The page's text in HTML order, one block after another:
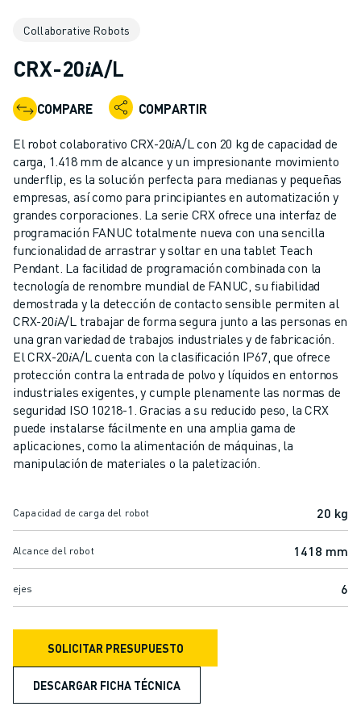
ROBOTS COLABORATIVOS
CONTROLADORES DE ROBOTS
ACCESORIOS PARA ROBOTS
SOFTWARE PARA ROBOTS
ROBOTS EDUCATIVOS
AUTOMATIZACIÓN ROBÓTICA
ROBOTS DE SOLDADURA POR ARCO
ROBOTS ARTICULADOS
SERIE ARC MATE
SERIE M-900
ROBOTS DELTA
ROBOTS PARA ALIMENTOS Y SALAS BLANCAS
ROBOTS DE PINTURA
ROBOTS PARA PALETIZADO
ROBOTS SCARA
CENTROS DE MECANIZADO CNC COMPACTOS
BUSCADOR ROBODRILL
CENTROS DE MECANIZADO CNC COMPACTOS ROBODRILL
HARDWARE DE ROBODRILL
SOFTWARE DE ROBODRILL
SOSTENIBILIDAD DE ROBODRILL
ROBODRILL ROBOT PACKAGE
PAQUETE EDUCATIVO ROBODRILL
BUSCADOR DE ROBOSHOT
SOSTENIBILIDAD DE ROBOSHOT
ROBOSHOT ROBOT PACKAGE
Collaborative Robots
CRX-20𝑖A/L
COMPARE COMPARTIR
El robot colaborativo CRX-20𝑖A/L con 20 kg de capacidad de
carga, 1.418 mm de alcance y un impresionante movimiento
underflip, es la solución perfecta para medianas y pequeñas
empresas, así como para principiantes en automatización y
grandes corporaciones. La serie CRX ofrece una interfaz de
programación FANUC totalmente nueva con una sencilla
funcionalidad de arrastrar y soltar en una tablet Teach
Pendant. La facilidad de programación combinada con la
tecnología de renombre mundial de FANUC, su fiabilidad
demostrada y la detección de contacto sensible permiten al
CRX-20𝑖A/L trabajar de forma segura junto a las personas en
una gran variedad de trabajos industriales y de fabricación.
El CRX-20𝑖A/L cuenta con la clasificación IP67, que ofrece
protección contra la entrada de polvo y líquidos en entornos
industriales exigentes, y cumple plenamente las normas de
seguridad ISO 10218-1. Gracias a su reducido peso, la CRX
puede instalarse fácilmente en una amplia gama de
aplicaciones, como la alimentación de máquinas, la
manipulación de materiales o la paletización.
Capacidad de carga del robot 20 kg
Alcance del robot 1418 mm
ejes 6
SOLICITAR PRESUPUESTO
DESCARGAR FICHA TÉCNICA